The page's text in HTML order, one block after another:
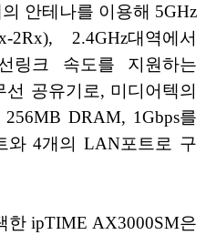
안테나를 이용해 5GHz
2Rx), 2.4GHz대역에서
링크 속도를 지원하는
공유기로, 미디어텍의
DRAM, 1Gbps를
와 4개의 LAN포트로 구
한 ipTIME AX3000SM은